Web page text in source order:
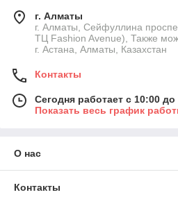
г. Алматы
г. Алматы, Сейфуллина
ТЦ Fashion Avenue), Также
г. Астана, Алматы, Казахстан
Контакты
Сегодня работает с 10:00 до
Показать весь график
О нас
Контакты